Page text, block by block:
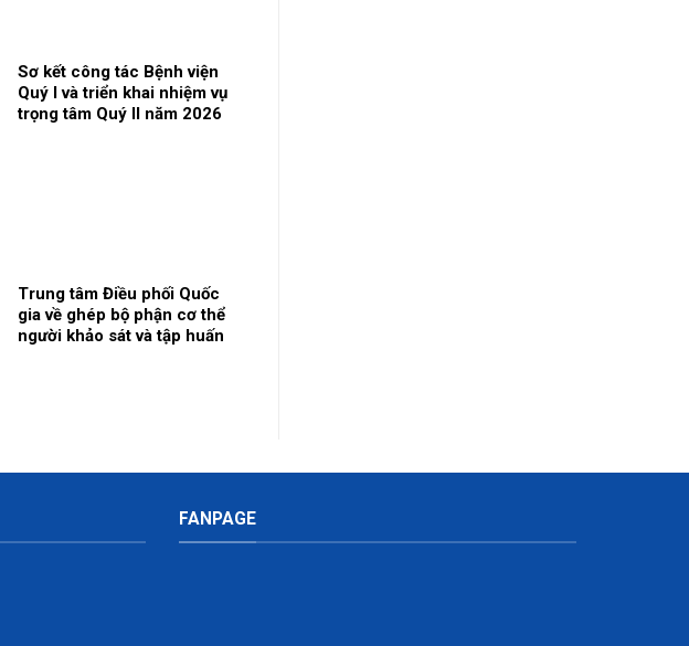
Sơ kết công tác Bệnh viện
Quý I và triển khai nhiệm vụ
trọng tâm Quý II năm 2026
Trung tâm Điều phối Quốc
gia về ghép bộ phận cơ thể
người khảo sát và tập huấn
FANPAGE